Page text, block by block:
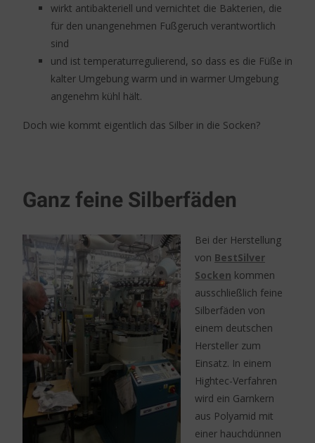
wirkt antibakteriell und vernichtet die Bakterien, die
für den unangenehmen Fußgeruch verantwortlich
sind
und ist temperaturregulierend, so dass es die Füße in
kalter Umgebung warm und in warmer Umgebung
angenehm kühl hält.
Doch wie kommt eigentlich das Silber in die Socken?
Ganz feine Silberfäden
Bei der Herstellung
von BestSilver
Socken kommen
ausschließlich feine
Silberfäden von
einem deutschen
Hersteller zum
Einsatz. In einem
Hightec-Verfahren
wird ein Garnkern
aus Polyamid mit
einer hauchdünnen